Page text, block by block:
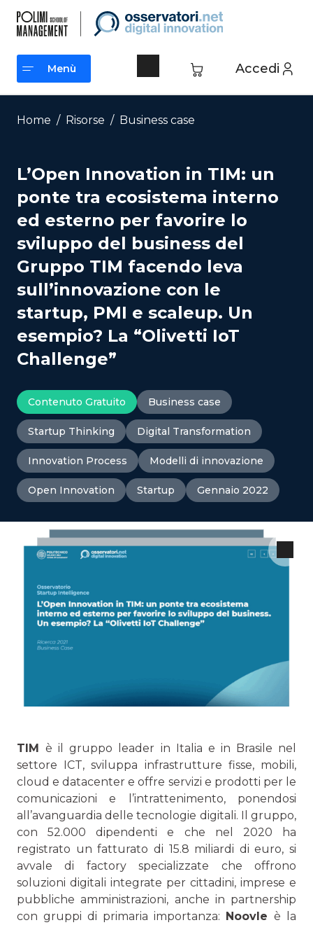
contenuto
Accedi
Menù
Menù
Home / Risorse / Business case
L’Open Innovation in TIM: un
ponte tra ecosistema interno
ed esterno per favorire lo
sviluppo del business del
Gruppo TIM facendo leva
sull’innovazione con le
startup, PMI e scaleup. Un
esempio? La “Olivetti IoT
Challenge”
Contenuto Gratuito Business case
Startup Thinking Digital Transformation
Innovation Process Modelli di innovazione
Open Innovation Startup Gennaio 2022
TIMè il gruppo leader in Italia e in Brasile nel
settore ICT, sviluppa infrastrutture fisse, mobili,
cloud e datacenter e offre servizi e prodotti per le
comunicazioni e l’intrattenimento, ponendosi
all’avanguardia delle tecnologie digitali. Il gruppo,
con 52.000 dipendenti e che nel 2020 ha
registrato un fatturato di 15.8 miliardi di euro, si
avvale di factory specializzate che offrono
soluzioni digitali integrate per cittadini, imprese e
pubbliche amministrazioni, anche in partnership
con gruppi di primaria importanza: Noovle è la